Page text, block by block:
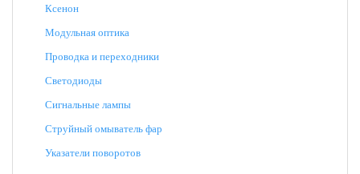
Ксенон
Модульная оптика
Проводка и переходники
Светодиоды
Сигнальные лампы
Струйный омыватель фар
Указатели поворотов